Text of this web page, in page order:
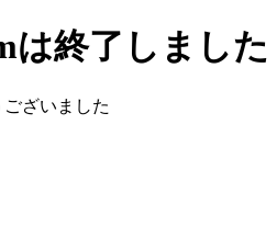
は終了しました
ざいました